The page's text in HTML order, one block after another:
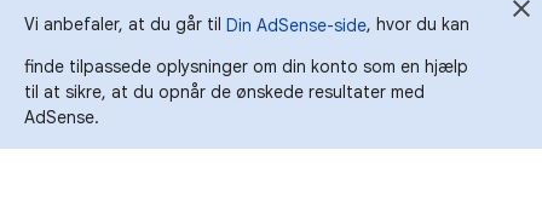
Vi anbefaler, at du går til Din AdSense-side, hvor du kan
finde tilpassede oplysninger om din konto som en hjælp
til at sikre, at du opnår de ønskede resultater med
AdSense.